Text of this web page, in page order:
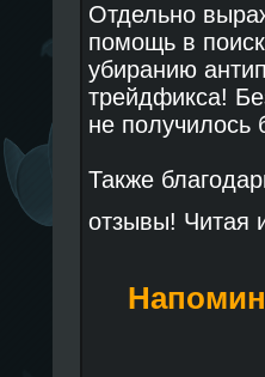
Отдельно
помощь в
убиранию
трейдфикса!
не получилось
Также
отзывы! Читая